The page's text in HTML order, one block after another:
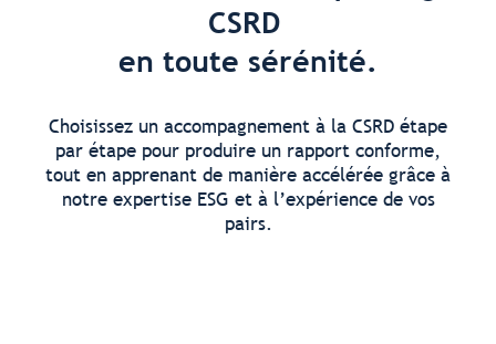
CSRD
en toute sérénité.
Choisissez un accompagnement à la CSRD étape
par étape pour produire un rapport conforme,
tout en apprenant de manière accélérée grâce à
notre expertise ESG et à l’expérience de vos
pairs.